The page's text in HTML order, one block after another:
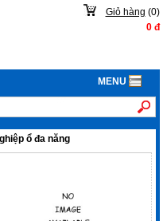
Giỏ hàng (0)
0đ
MENU
ổ đa năng